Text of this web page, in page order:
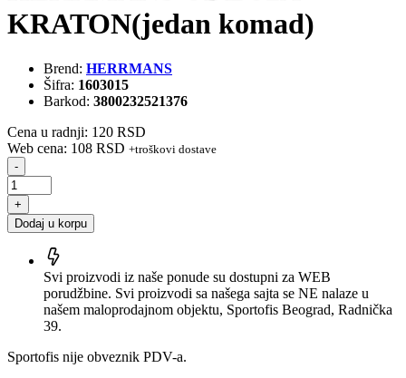
KRATON(jedan komad)
Brend: HERRMANS
Šifra: 1603015
Barkod: 3800232521376
Cena u radnji: 120 RSD
Web cena: 108 RSD +troškovi dostave
-
+
Dodaj u korpu
Svi proizvodi iz naše ponude su dostupni za WEB
porudžbine. Svi proizvodi sa našega sajta se NE nalaze u
našem maloprodajnom objektu, Sportofis Beograd, Radnička
39.
Sportofis nije obveznik PDV-a.